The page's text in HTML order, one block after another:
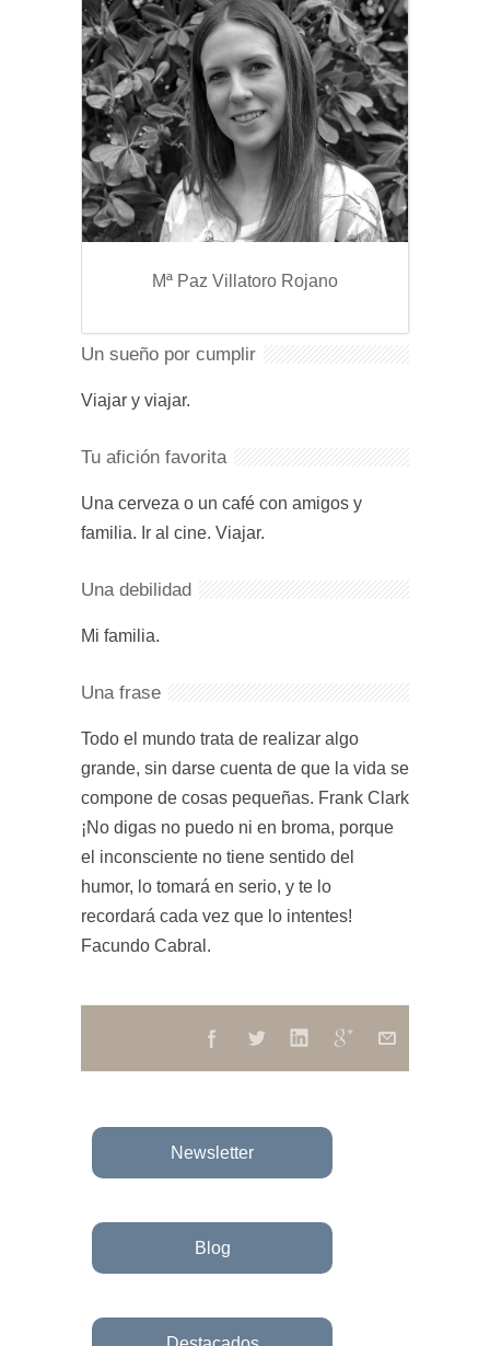
Mª Paz Villatoro Rojano
Un sueño por cumplir
Viajar y viajar.
Tu afición favorita
Una cerveza o un café con amigos y
familia. Ir al cine. Viajar.
Una debilidad
Mi familia.
Una frase
Todo el mundo trata de realizar algo
grande, sin darse cuenta de que la vida se
compone de cosas pequeñas. Frank Clark
¡No digas no puedo ni en broma, porque
el inconsciente no tiene sentido del
humor, lo tomará en serio, y te lo
recordará cada vez que lo intentes!
Facundo Cabral.
Newsletter
Blog